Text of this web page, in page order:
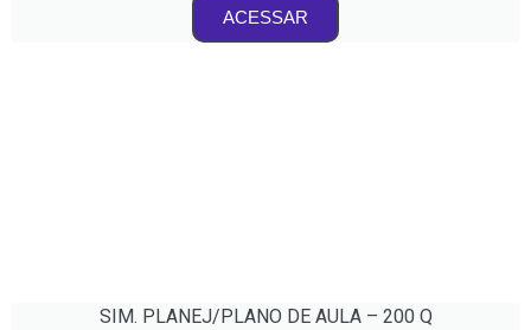
ACESSAR
SIM. PLANEJ/PLANO DE AULA – 200 Q